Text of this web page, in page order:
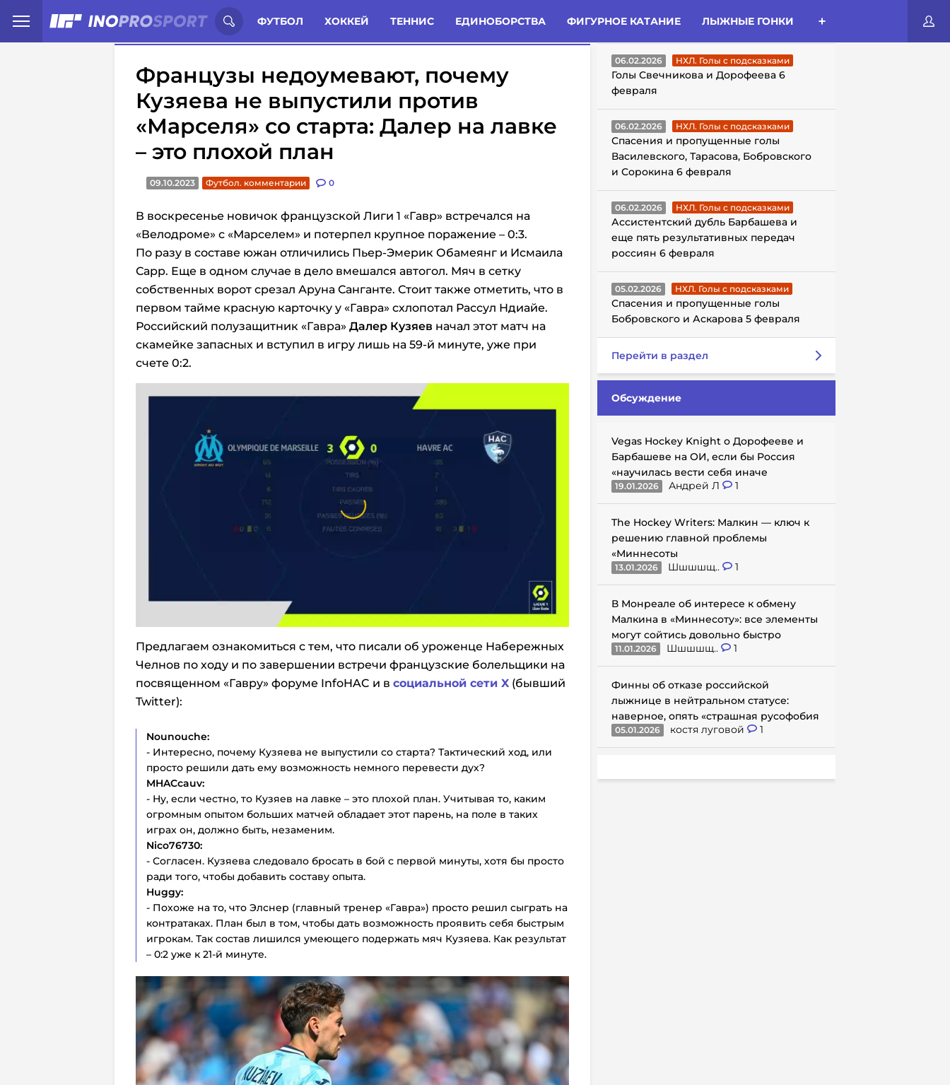
ФУТБОЛ ХОККЕЙ ТЕННИС ЕДИНОБОРСТВА ФИГУРНОЕ КАТАНИЕ ЛЫЖНЫЕ ГОНКИ
Иностранцы о спорте России: Статьи Комменты Новости
Французы недоумевают, почему
Кузяева не выпустили против
«Марселя» со старта: Далер на лавке
– это плохой план
09.10.2023 Футбол. комментарии 0
В воскресенье новичок французской Лиги 1 «Гавр» встречался на
«Велодроме» с «Марселем» и потерпел крупное поражение – 0:3.
По разу в составе южан отличились Пьер-Эмерик Обамеянг и Исмаила
Сарр. Еще в одном случае в дело вмешался автогол. Мяч в сетку
собственных ворот срезал Аруна Санганте. Стоит также отметить, что в
первом тайме красную карточку у «Гавра» схлопотал Рассул Ндиайе.
Российский полузащитник «Гавра» Далер Кузяев начал этот матч на
скамейке запасных и вступил в игру лишь на 59-й минуте, уже при
счете 0:2.
Предлагаем ознакомиться с тем, что писали об уроженце Набережных
Челнов по ходу и по завершении встречи французские болельщики на
посвященном «Гавру» форуме InfoHAC и в социальной сети X (бывший
Twitter):
Nounouche:
- Интересно, почему Кузяева не выпустили со старта? Тактический ход, или
просто решили дать ему возможность немного перевести дух?
MHACcauv:
- Ну, если честно, то Кузяев на лавке – это плохой план. Учитывая то, каким
огромным опытом больших матчей обладает этот парень, на поле в таких
играх он, должно быть, незаменим.
Nico76730:
- Согласен. Кузяева следовало бросать в бой с первой минуты, хотя бы просто
ради того, чтобы добавить составу опыта.
Huggy:
- Похоже на то, что Элснер (главный тренер «Гавра») просто решил сыграть на
контратаках. План был в том, чтобы дать возможность проявить себя быстрым
игрокам. Так состав лишился умеющего подержать мяч Кузяева. Как результат
– 0:2 уже к 21-й минуте.
ГОЛЫ С ПОДСКАЗКАМИ
06.02.2026 НХЛ. Голы с подсказками
Голы Свечникова и Дорофеева 6
февраля
06.02.2026 НХЛ. Голы с подсказками
Спасения и пропущенные голы
Василевского, Тарасова, Бобровского
и Сорокина 6 февраля
06.02.2026 НХЛ. Голы с подсказками
Ассистентский дубль Барбашева и
еще пять результативных передач
россиян 6 февраля
05.02.2026 НХЛ. Голы с подсказками
Спасения и пропущенные голы
Бобровского и Аскарова 5 февраля
Перейти в раздел
Обсуждение
Vegas Hockey Knight о Дорофееве и
Барбашеве на ОИ, если бы Россия
«научилась вести себя иначе
19.01.2026 Андрей Л 1
The Hockey Writers: Малкин — ключ к
решению главной проблемы
«Миннесоты
13.01.2026 Шшшшщ.. 1
В Монреале об интересе к обмену
Малкина в «Миннесоту»: все элементы
могут сойтись довольно быстро
11.01.2026 Шшшшщ.. 1
Финны об отказе российской
лыжнице в нейтральном статусе:
наверное, опять «страшная русофобия
05.01.2026 костя луговой 1